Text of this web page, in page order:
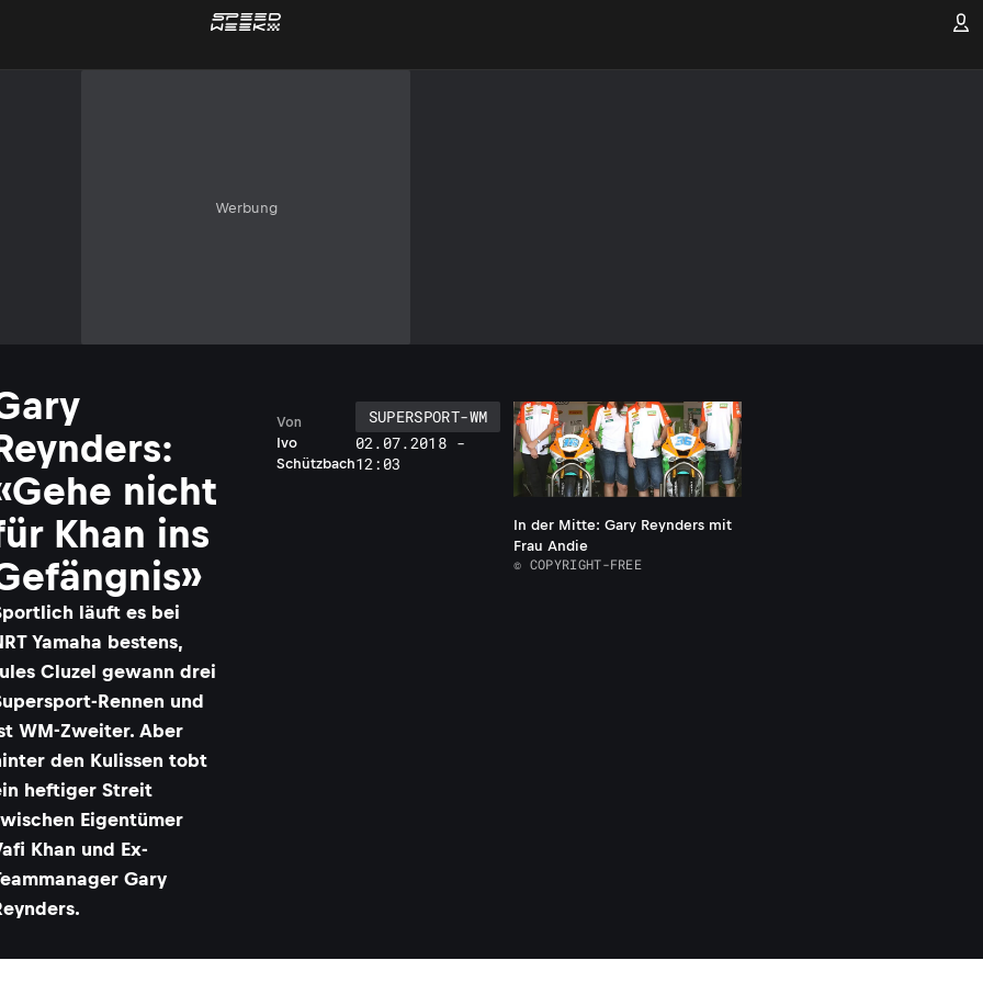
Werbung
nicht
Khan ins
läuft es bei
Yamaha bestens,
Cluzel gewann drei
Rennen und
WM-Zweiter. Aber
den Kulissen tobt
heftiger Streit
Eigentümer
Khan und Ex-
Gary
Ivo
Schützbach
Von
SUPERSPORT-WM
02.07.2018 -
12:03
In der Mitte: Gary Reynders mit
Frau Andie
© COPYRIGHT-FREE